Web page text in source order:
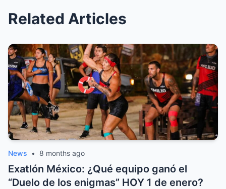
Related Articles
News • 8 months ago
Exatlón México: ¿Qué equipo ganó el
“Duelo de los enigmas” HOY 1 de enero?